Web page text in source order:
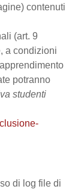
contenuti
(art. 9
a condizioni
potranno
studenti
di log file di